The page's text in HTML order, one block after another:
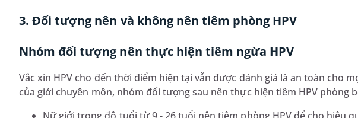
3. Đối tượng nên và không nên tiêm phòng HPV
Nhóm đối tượng nên thực hiện tiêm ngừa HPV
Vắc xin HPV cho đến thời điểm hiện tại vẫn được đánh giá là an toàn cho
của giới chuyên môn, nhóm đối tượng sau nên thực hiện tiêm HPV phòng